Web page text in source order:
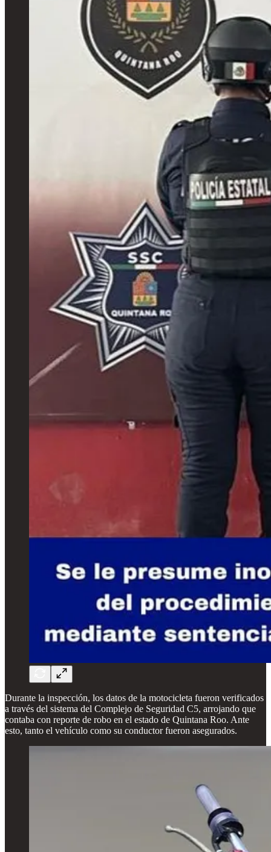
Durante la inspección, los datos de la motocicleta fueron verificados
a través del sistema del Complejo de Seguridad C5, arrojando que
contaba con reporte de robo en el estado de Quintana Roo. Ante
esto, tanto el vehículo como su conductor fueron asegurados.